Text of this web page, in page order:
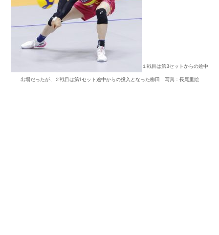
１戦目は第3セットからの途中
出場だったが、２戦目は第1セット途中からの投入となった柳田 写真：長尾里絵